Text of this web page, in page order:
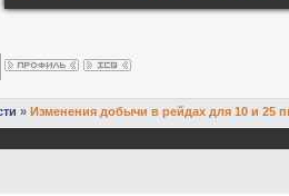
» Изменения добычи в рейдах для 10 и 25